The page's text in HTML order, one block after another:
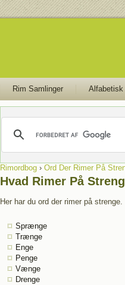
Rim Samlinger Alfabetisk
Rimordbog› Ord Der Rimer På
Hvad Rimer På
Her har du ord der rimer på
Sprænge
Trænge
Enge
Penge
Vænge
Drenge